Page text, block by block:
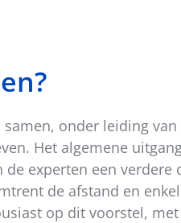
onder leiding
Het algemene
experten een verdere
de afstand en
op dit voorstel,